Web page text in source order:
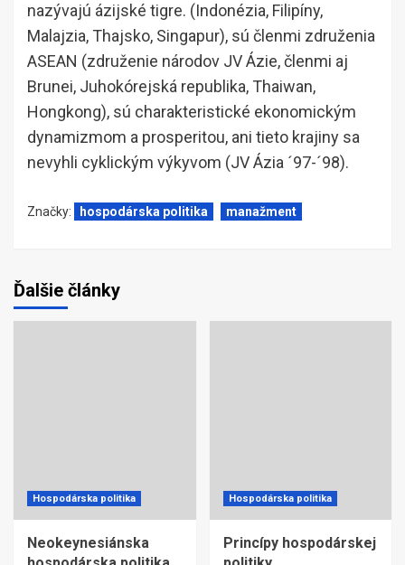
nazývajú ázijské tigre. (Indonézia, Filipíny,
Malajzia, Thajsko, Singapur), sú členmi združenia
ASEAN (združenie národov JV Ázie, členmi aj
Brunei, Juhokórejská republika, Thaiwan,
Hongkong), sú charakteristické ekonomickým
dynamizmom a prosperitou, ani tieto krajiny sa
nevyhli cyklickým výkyvom (JV Ázia ´97-´98).
Značky: hospodárska politika manažment
Ďalšie články
Hospodárska politika
Neokeynesiánska
Hospodárska politika
Princípy hospodárskej